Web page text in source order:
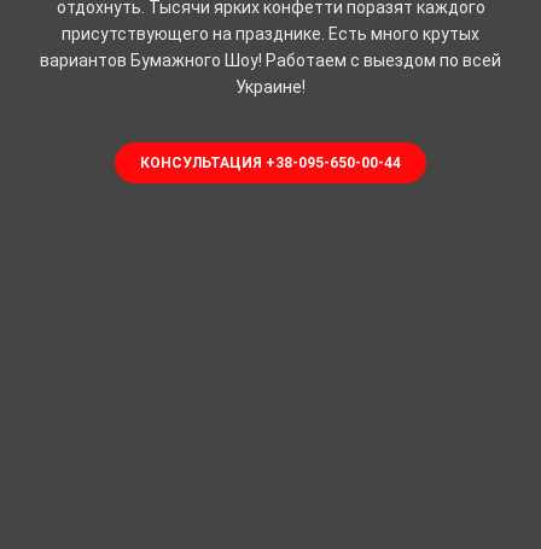
отдохнуть. Тысячи ярких конфетти поразят каждого
присутствующего на празднике. Есть много крутых
вариантов Бумажного Шоу! Работаем с выездом по всей
Украине!
КОНСУЛЬТАЦИЯ +38-095-650-00-44